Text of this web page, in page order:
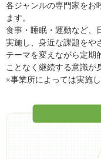
各ジャンルの専門家をお
ます。
食事・睡眠・運動など、
実施し、身近な課題をや
テーマを変えながら定期
ことなく継続する意識が
※事業所によっては実施